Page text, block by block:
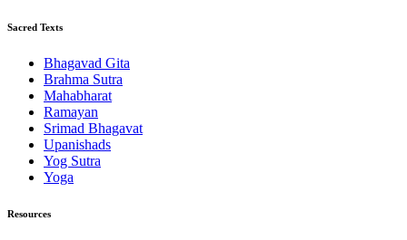
Sacred Texts
Bhagavad Gita
Brahma Sutra
Mahabharat
Ramayan
Srimad Bhagavat
Upanishads
Yog Sutra
Yoga
Resources